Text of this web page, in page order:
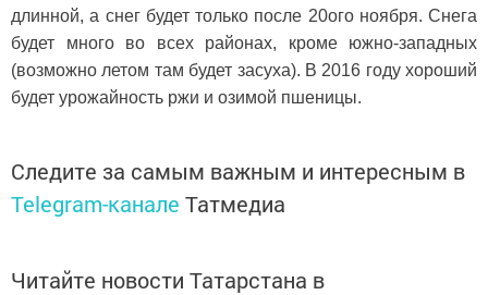
длинной, а снег будет только после 20ого ноября. Снега
будет много во всех районах, кроме южно-западных
(возможно летом там будет засуха). В 2016 году хороший
будет урожайность ржи и озимой пшеницы.
Следите за самым важным и интересным в
Telegram-канале Татмедиа
Читайте новости Татарстана в